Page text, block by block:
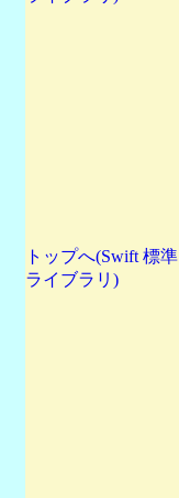
トップへ(Swift 標準
ライブラリ)